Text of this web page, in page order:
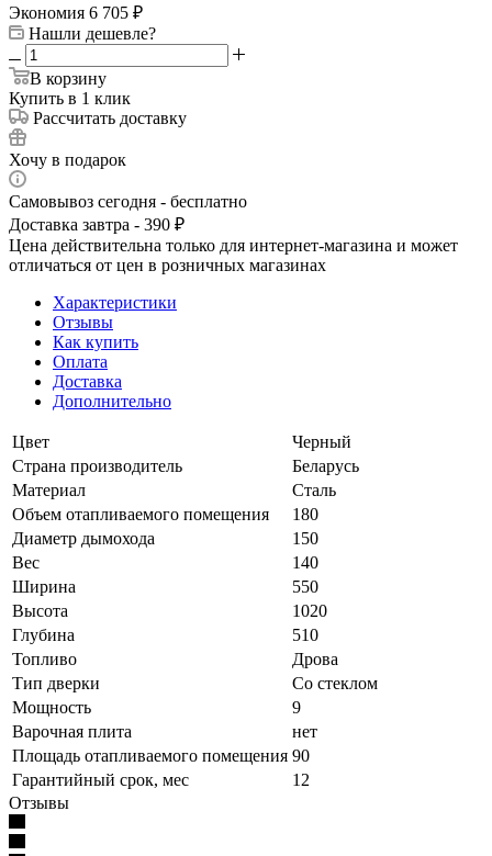
Экономия 6 705 ₽
Нашли дешевле?
В корзину
Купить в 1 клик
Рассчитать доставку
Хочу в подарок
Самовывоз сегодня - бесплатно
Доставка завтра - 390 ₽
Цена действительна только для интернет-магазина и может
отличаться от цен в розничных магазинах
Характеристики
Отзывы
Как купить
Оплата
Доставка
Дополнительно
Цвет
Черный
Страна производитель
Беларусь
Материал
Сталь
Объем отапливаемого помещения
180
Диаметр дымохода
150
Вес
140
Ширина
550
Высота
1020
Глубина
510
Топливо
Дрова
Тип дверки
Со стеклом
Мощность
9
Варочная плита
нет
Площадь отапливаемого помещения 90
Гарантийный срок, мес
12
Отзывы